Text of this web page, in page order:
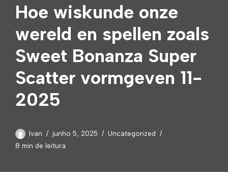
Hoe wiskunde onze
wereld en spellen zoals
Sweet Bonanza Super
Scatter vormgeven 11-
2025
Ivan junho 5, 2025
Uncategorized
8 min de leitura